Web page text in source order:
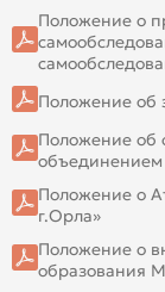
Положение о
Положение об
Положение об
Положение о
г.Орла»
Положение о
образования